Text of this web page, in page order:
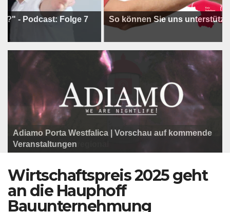
Folge 7 So können Sie uns unterstützen !
Programm der Komödie am Klosterplatz.
Litfaßsäule Überregional
Adiamo Porta Westfalica | Vorschau auf kommende
Veranstaltungen
Litfaßsäule Überregional
Litfaßsäule Überregional
Wirtschaftspreis 2025 geht
an die Hauphoff
Bauunternehmung